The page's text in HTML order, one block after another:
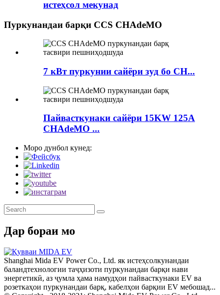
истеҳсол мекунад
Пуркунандаи барқи CCS CHAdeMO
7 кВт пуркунии сайёри зуд бо CH...
Пайвасткунаки сайёри 15KW 125A
CHAdeMO ...
Моро дунбол кунед:
Дар бораи мо
Shanghai Mida EV Power Co., Ltd. як истеҳсолкунандаи
баландтехнологии таҷҳизоти пуркунандаи барқи нави
энергетикӣ, аз ҷумла ҳама намудҳои пайвасткунаки EV ва
розеткаҳои пуркунандаи барқ, кабелҳои барқии EV мебошад...